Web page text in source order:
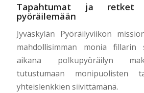
Tapahtumat ja retket
pyöräilemään
Jyväskylän Pyöräilyviikon
mahdollisimman monia fillarin
aikana polkupyöräilyn
tutustumaan monipuolisten
yhteislenkkien siivittämänä.